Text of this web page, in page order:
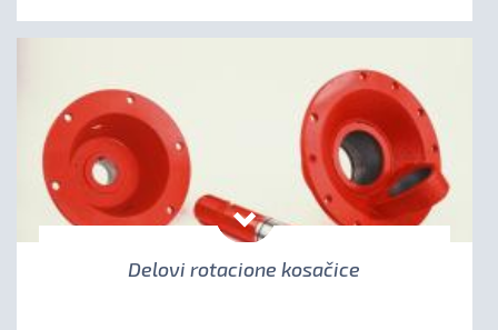
Delovi rotacione kosačice